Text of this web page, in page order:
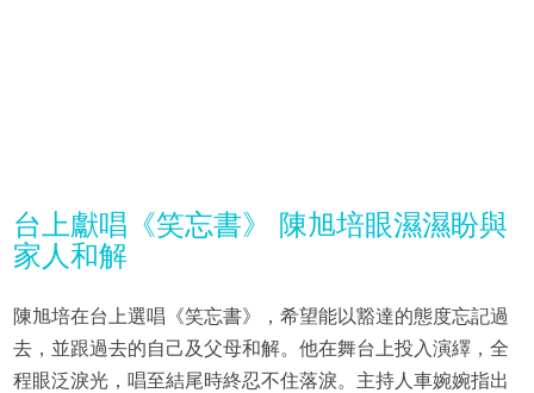
台上獻唱《笑忘書》 陳旭培眼濕濕盼與
家人和解
陳旭培在台上選唱《笑忘書》，希望能以豁達的態度忘記過
去，並跟過去的自己及父母和解。他在舞台上投入演繹，全
程眼泛淚光，唱至結尾時終忍不住落淚。主持人車婉婉指出